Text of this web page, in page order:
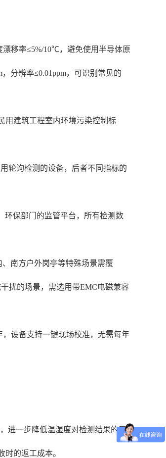
漂移率≤5%/10℃，避免使用半导体原
分辨率≤0.01ppm，可识别常见的
用建筑工程室内环境污染控制标
轮询检测的设备，后者不同指标的
环保部门的监管平台，所有检测数
南方户外岗亭等特殊场景需覆
扰的场景，需选用带EMC电磁兼容
设备支持一键现场校准，无需每年
进一步降低温湿度对检测结果的干
的返工成本。